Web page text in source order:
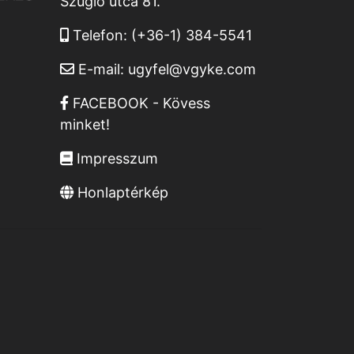
Telefon: (+36-1) 384-5541
E-mail: ugyfel@vgyke.com
FACEBOOK - Kövess
minket!
Impresszum
Honlaptérkép